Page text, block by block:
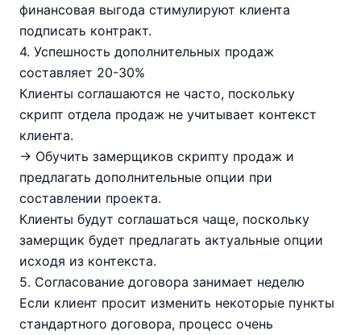
финансовая выгода стимулируют клиента
подписать контракт.
4. Успешность дополнительных продаж
составляет 20-30%
Клиенты соглашаются не часто, поскольку
скрипт отдела продаж не учитывает контекст
клиента.
→ Обучить замерщиков скрипту продаж и
предлагать дополнительные опции при
составлении проекта.
Клиенты будут соглашаться чаще, поскольку
замерщик будет предлагать актуальные опции
исходя из контекста.
5. Согласование договора занимает неделю
Если клиент просит изменить некоторые пункты
стандартного договора, процесс очень